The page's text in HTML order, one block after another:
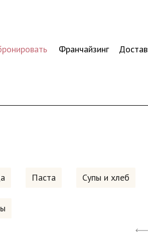
Франчайзинг
Паста Супы и хлеб